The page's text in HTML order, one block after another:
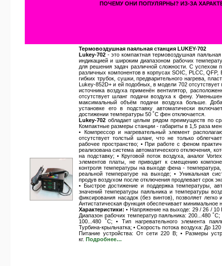
ПОЧЕМУ ОНИ ПОПУЛЯРНЫ? ИЗ-ЗА
Термовоздушная паяльная станция LUKEY-702
Lukey-702 - это компактная термовоздушная
индикацией и широким диапазоном рабочих
для решения задач различной сложности. С успехом
различных компонентов в корпусах SOIC, PLCC,
гибких трубок, сушки, предварительного нагрева,
Lukey-852D+ и ей подобных, в модели 702
источника воздуха применён вентилятор,
отсутствует шланг подачи воздуха к фену.
максимальный объём подачи воздуха больше.
установке его в подставку автоматически
достижении температуры 50 ˚С фен отключается.
Lukey-702 обладает целым рядом преимуществ по
Компактные размеры станции - габариты в 1,5 раза
• Компрессор и нагревательный элемент
отсутствует толстый шланг, что не только
рабочее пространство; • При работе с феном
реализована система автоматического отключения,
на подставку; • Круговой поток воздуха, аналог
элементов платы, не приводит к смещению
контроля температуры на выходе фена -
реальной температуре на выходе; • Уникальная
продув воздухом после отключения продлевает срок
• Быстрое достижение и поддержка температуры,
значений температуры паяльника и температуры
фиксирования насадок (без винтов), позволяет
Антистатическая функция обеспечивает минимальное
Характеристики: • Напряжение на выходе: 29 / 26 /
Диапазон рабочих температур паяльника: 200...480
100...480 ˚С; • Тип нагревательного элемента
Турбина-крыльчатка; • Скорость потока воздуха: До
Питание устройства: От сети 220 В; • Размеры
кг. Подробнее…